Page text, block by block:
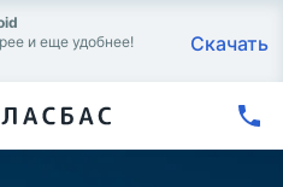
и еще удобнее!
Скачать